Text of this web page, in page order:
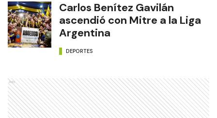
Carlos Benítez Gavilán
ascendió con Mitre a la Liga
Argentina
DEPORTES
Ads